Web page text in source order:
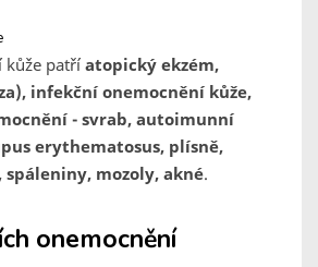
kůže patříatopický ekzém,
infekční onemocnění kůže,
- svrab, autoimunní
erythematosus, plísně,
spáleniny, mozoly, akné.
onemocnění